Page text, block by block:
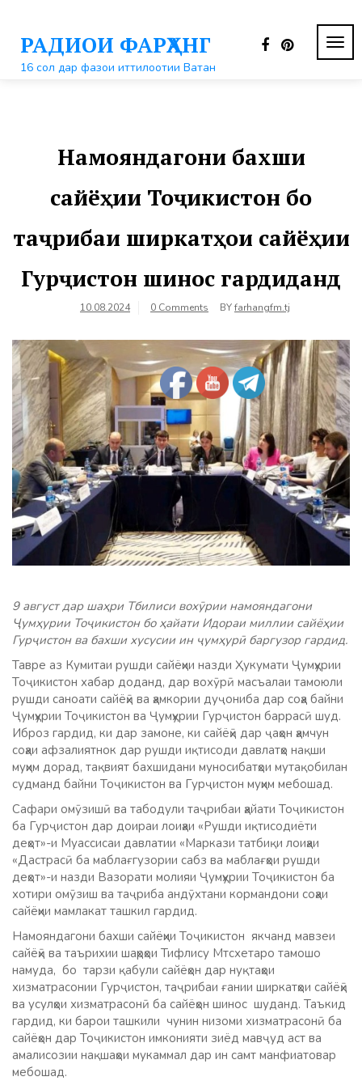
контентуРАДИОИ ФАРҲАНГ
16 сол дар фазои иттилоотии Ватан
Намояндагони бахши
сайёҳии Тоҷикистон бо
таҷрибаи ширкатҳои сайёҳии
Гурҷистон шинос гардиданд
10.08.2024 0 Comments BYfarhangfm.tj
9 август дар шаҳри Тбилиси вохӯрии намояндагони
Ҷумҳурии Тоҷикистон бо ҳайати Идораи миллии сайёҳии
Гурҷистон ва бахши хусусии ин ҷумҳурӣ баргузор гардид.
Тавре аз Кумитаи рушди сайёҳии назди Ҳукумати Ҷумҳурии
Тоҷикистон хабар доданд, дар вохӯрӣ масъалаи тамоюли
рушди саноати сайёҳӣ ва ҳамкории дуҷониба дар соҳа байни
Ҷумҳурии Тоҷикистон ва Ҷумҳурии Гурҷистон баррасӣ шуд.
Иброз гардид, ки дар замоне, ки сайёҳӣ дар ҷаҳон ҳамчун
соҳаи афзалиятнок дар рушди иқтисоди давлатҳо нақши
муҳим дорад, тақвият бахшидани муносибатҳои мутақобилан
судманд байни Тоҷикистон ва Гурҷистон муҳим мебошад.
Сафари омӯзишӣ ва табодули таҷрибаи ҳайати Тоҷикистон
ба Гурҷистон дар доираи лоиҳаи «Рушди иқтисодиёти
деҳот»-и Муассисаи давлатии «Маркази татбиқи лоиҳаи
«Дастрасӣ ба маблағгузории сабз ва маблағҳои рушди
деҳот»-и назди Вазорати молияи Ҷумҳурии Тоҷикистон ба
хотири омӯзиш ва таҷриба андӯхтани кормандони соҳаи
сайёҳии мамлакат ташкил гардид.
Намояндагони бахши сайёҳии Тоҷикистон якчанд мавзеи
сайёҳӣ ва таърихии шаҳрҳои Тифлису Мтсхетаро тамошо
намуда, бо тарзи қабули сайёҳон дар нуқтаҳои
хизматрасонии Гурҷистон, таҷрибаи ғании ширкатҳои сайёҳӣ
ва усулҳои хизматрасонӣ ба сайёҳон шинос шуданд. Таъкид
гардид, ки барои ташкили чунин низоми хизматрасонӣ ба
сайёҳон дар Тоҷикистон имконияти зиёд мавҷуд аст ва
амалисозии нақшаҳои мукаммал дар ин самт манфиатовар
мебошад.